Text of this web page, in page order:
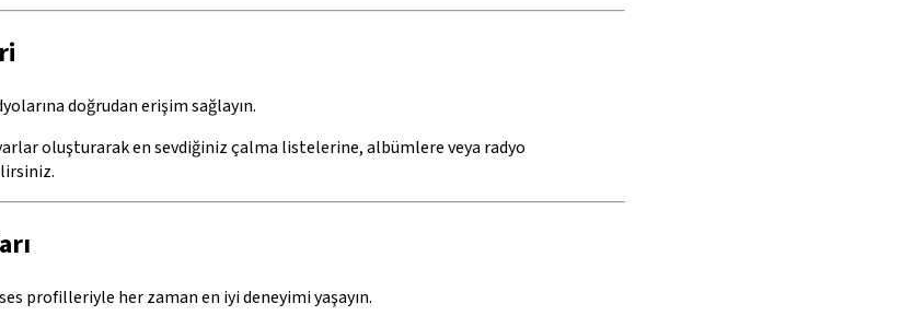
doğrudan erişim sağlayın.
oluşturarak en sevdiğiniz çalma listelerine, albümlere veya radyo
profilleriyle her zaman en iyi deneyimi yaşayın.